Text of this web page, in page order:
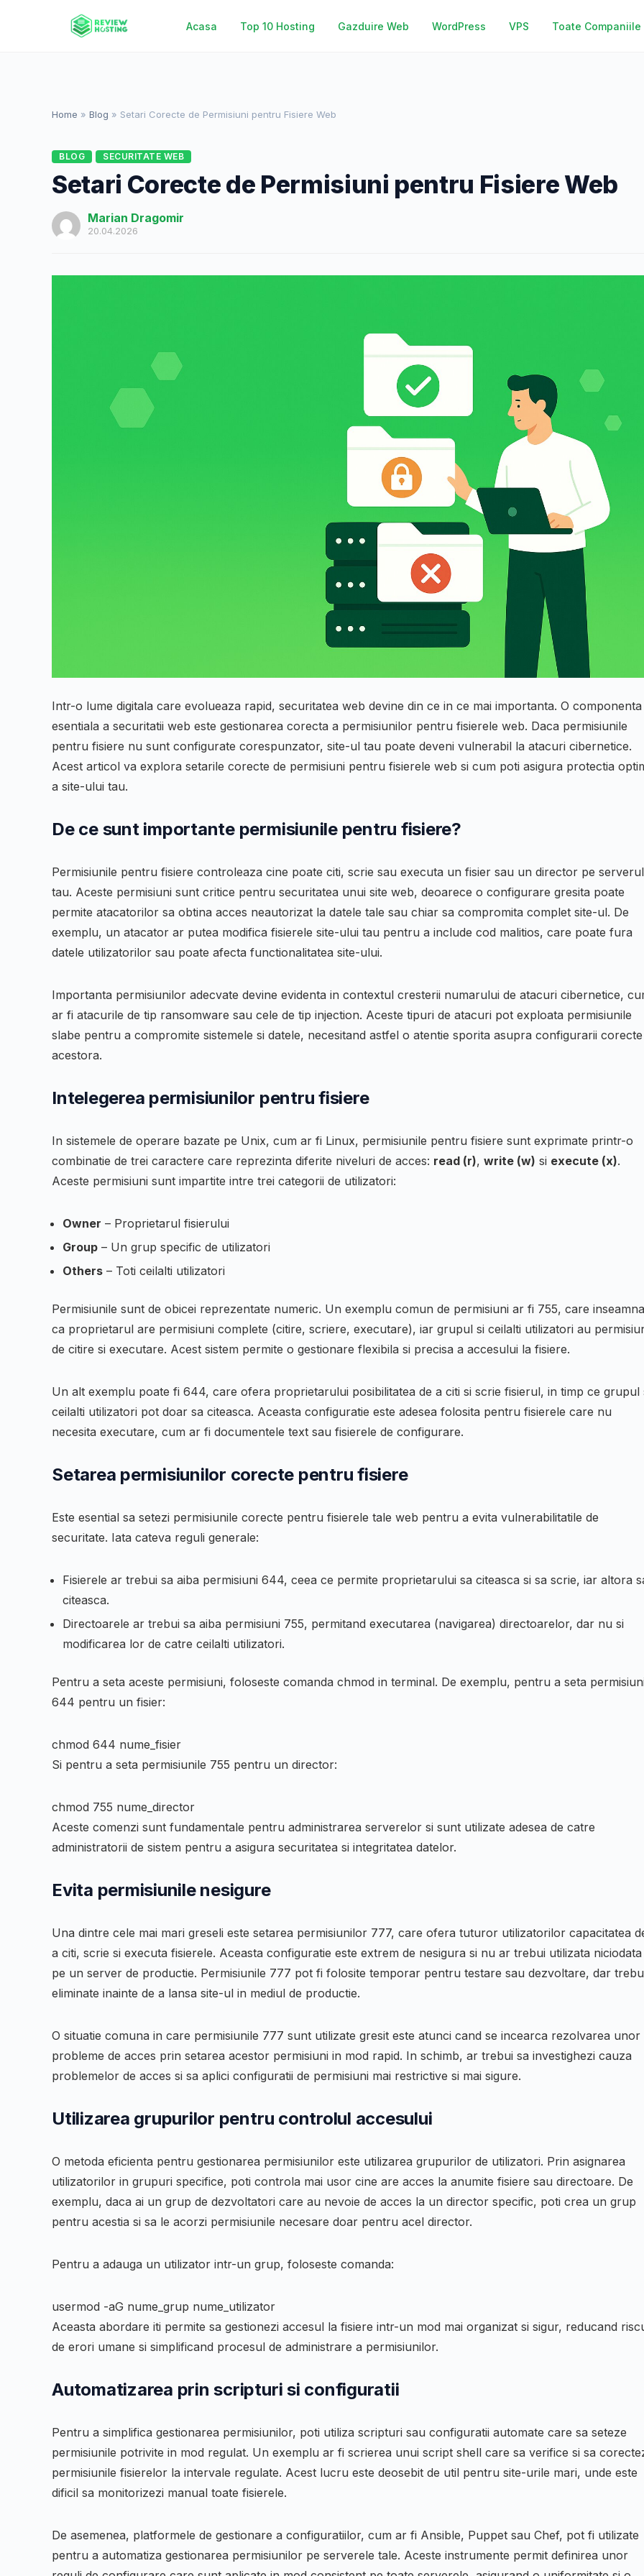
Acasa Top 10 Hosting Gazduire Web WordPress VPS Toate Companiile
Home » Blog » Setari Corecte de Permisiuni pentru Fisiere Web
BLOG SECURITATE WEB
Setari Corecte de Permisiuni pentru Fisiere Web
Marian Dragomir
20.04.2026
Intr-o lume digitala care evolueaza rapid, securitatea web devine din ce in ce mai importanta. O componenta
esentiala a securitatii web este gestionarea corecta a permisiunilor pentru fisierele web. Daca permisiunile
pentru fisiere nu sunt configurate corespunzator, site-ul tau poate deveni vulnerabil la atacuri cibernetice.
Acest articol va explora setarile corecte de permisiuni pentru fisierele web si cum poti asigura protectia
a site-ului tau.
De ce sunt importante permisiunile pentru fisiere?
Permisiunile pentru fisiere controleaza cine poate citi, scrie sau executa un fisier sau un director pe serverul
tau. Aceste permisiuni sunt critice pentru securitatea unui site web, deoarece o configurare gresita poate
permite atacatorilor sa obtina acces neautorizat la datele tale sau chiar sa compromita complet site-ul. De
exemplu, un atacator ar putea modifica fisierele site-ului tau pentru a include cod malitios, care poate fura
datele utilizatorilor sau poate afecta functionalitatea site-ului.
Importanta permisiunilor adecvate devine evidenta in contextul cresterii numarului de atacuri cibernetice,
ar fi atacurile de tip ransomware sau cele de tip injection. Aceste tipuri de atacuri pot exploata permisiunile
slabe pentru a compromite sistemele si datele, necesitand astfel o atentie sporita asupra configurarii
acestora.
Intelegerea permisiunilor pentru fisiere
In sistemele de operare bazate pe Unix, cum ar fi Linux, permisiunile pentru fisiere sunt exprimate printr-o
combinatie de trei caractere care reprezinta diferite niveluri de acces: read (r), write (w) si execute (x).
Aceste permisiuni sunt impartite intre trei categorii de utilizatori:
Owner – Proprietarul fisierului
Group – Un grup specific de utilizatori
Others – Toti ceilalti utilizatori
Permisiunile sunt de obicei reprezentate numeric. Un exemplu comun de permisiuni ar fi 755, care inseamna
ca proprietarul are permisiuni complete (citire, scriere, executare), iar grupul si ceilalti utilizatori au
de citire si executare. Acest sistem permite o gestionare flexibila si precisa a accesului la fisiere.
Un alt exemplu poate fi 644, care ofera proprietarului posibilitatea de a citi si scrie fisierul, in timp ce grupul
ceilalti utilizatori pot doar sa citeasca. Aceasta configuratie este adesea folosita pentru fisierele care nu
necesita executare, cum ar fi documentele text sau fisierele de configurare.
Setarea permisiunilor corecte pentru fisiere
Este esential sa setezi permisiunile corecte pentru fisierele tale web pentru a evita vulnerabilitatile de
securitate. Iata cateva reguli generale:
Fisierele ar trebui sa aiba permisiuni 644, ceea ce permite proprietarului sa citeasca si sa scrie, iar altora
citeasca.
Directoarele ar trebui sa aiba permisiuni 755, permitand executarea (navigarea) directoarelor, dar nu si
modificarea lor de catre ceilalti utilizatori.
Pentru a seta aceste permisiuni, foloseste comanda chmod in terminal. De exemplu, pentru a seta
644 pentru un fisier:
chmod 644 nume_fisier
Si pentru a seta permisiunile 755 pentru un director:
chmod 755 nume_director
Aceste comenzi sunt fundamentale pentru administrarea serverelor si sunt utilizate adesea de catre
administratorii de sistem pentru a asigura securitatea si integritatea datelor.
Evita permisiunile nesigure
Una dintre cele mai mari greseli este setarea permisiunilor 777, care ofera tuturor utilizatorilor capacitatea
a citi, scrie si executa fisierele. Aceasta configuratie este extrem de nesigura si nu ar trebui utilizata niciodata
pe un server de productie. Permisiunile 777 pot fi folosite temporar pentru testare sau dezvoltare, dar
eliminate inainte de a lansa site-ul in mediul de productie.
O situatie comuna in care permisiunile 777 sunt utilizate gresit este atunci cand se incearca rezolvarea unor
probleme de acces prin setarea acestor permisiuni in mod rapid. In schimb, ar trebui sa investighezi cauza
problemelor de acces si sa aplici configuratii de permisiuni mai restrictive si mai sigure.
Utilizarea grupurilor pentru controlul accesului
O metoda eficienta pentru gestionarea permisiunilor este utilizarea grupurilor de utilizatori. Prin asignarea
utilizatorilor in grupuri specifice, poti controla mai usor cine are acces la anumite fisiere sau directoare. De
exemplu, daca ai un grup de dezvoltatori care au nevoie de acces la un director specific, poti crea un grup
pentru acestia si sa le acorzi permisiunile necesare doar pentru acel director.
Pentru a adauga un utilizator intr-un grup, foloseste comanda:
usermod -aG nume_grup nume_utilizator
Aceasta abordare iti permite sa gestionezi accesul la fisiere intr-un mod mai organizat si sigur, reducand
de erori umane si simplificand procesul de administrare a permisiunilor.
Automatizarea prin scripturi si configuratii
Pentru a simplifica gestionarea permisiunilor, poti utiliza scripturi sau configuratii automate care sa seteze
permisiunile potrivite in mod regulat. Un exemplu ar fi scrierea unui script shell care sa verifice si sa
permisiunile fisierelor la intervale regulate. Acest lucru este deosebit de util pentru site-urile mari, unde este
dificil sa monitorizezi manual toate fisierele.
De asemenea, platformele de gestionare a configuratiilor, cum ar fi Ansible, Puppet sau Chef, pot fi utilizate
pentru a automatiza gestionarea permisiunilor pe serverele tale. Aceste instrumente permit definirea unor